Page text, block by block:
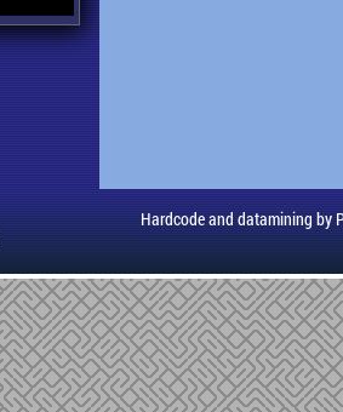
Hardcode and datamining by